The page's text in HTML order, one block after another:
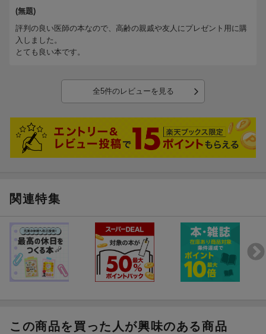
(無題)
評判の良い医師の本なので、高齢の親戚や友人にプレゼント用に購
入しました。
とても良い本です。
全5件のレビューを見る
関連特集
この商品を買った人が興味のある商品